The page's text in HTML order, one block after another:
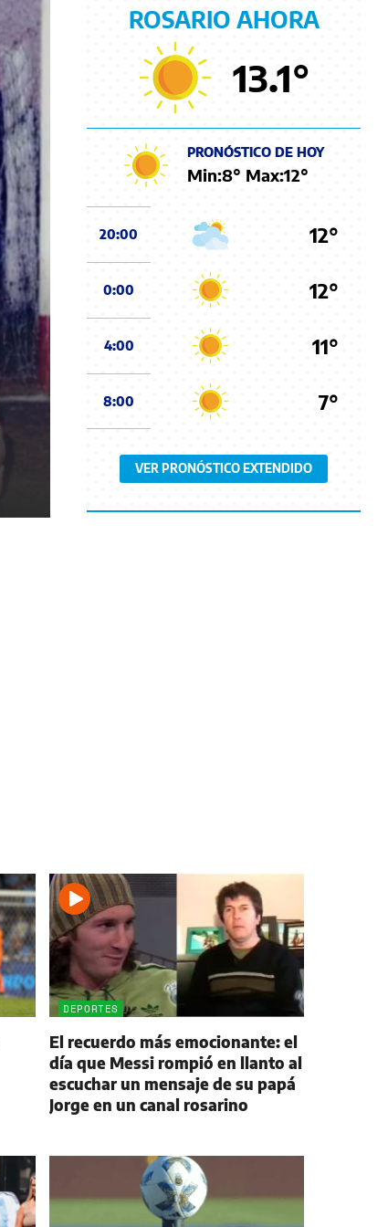
ROSARIO AHORA
13.1°
PRONÓSTICO DE HOY
Min:8° Max:12°
20:00 12°
0:00 12°
4:00 11°
8:00 7°
VER PRONÓSTICO EXTENDIDO
DEPORTES
El recuerdo más emocionante: el
día que Messi rompió en llanto al
escuchar un mensaje de su papá
Jorge en un canal rosarino